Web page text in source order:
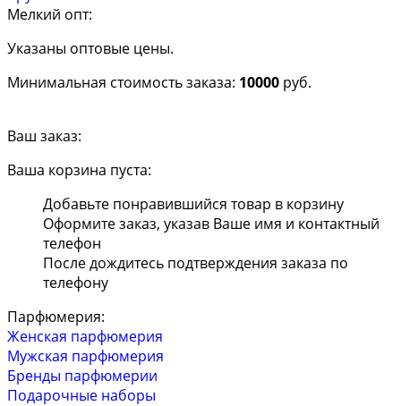
Мелкий опт:
Указаны оптовые цены.
Минимальная стоимость заказа: 10000 руб.
Ваш заказ:
Ваша корзина пуста:
Добавьте понравившийся товар в корзину
Оформите заказ, указав Ваше имя и контактный
телефон
После дождитесь подтверждения заказа по
телефону
Парфюмерия:
Женская парфюмерия
Мужская парфюмерия
Бренды парфюмерии
Подарочные наборы